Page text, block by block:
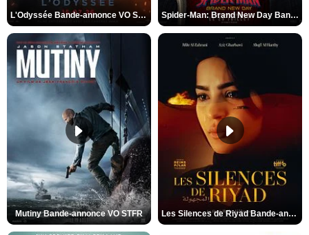
L'Odyssée Bande-annonce VO STFR Spider-Man: Brand New Day Bande-annonce VO STFR
Mutiny Bande-annonce VO STFR Les Silences de Riyad Bande-annonce VO STFR